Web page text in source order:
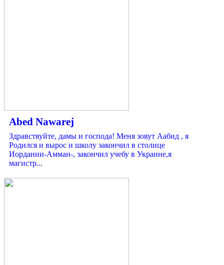
Abed Nawarej
Здравствуйте, дамы и господа! Меня зовут Аабид , я
Родился и вырос и школу закончил в столице
Иордании-Амман-, закончил учебу в Украине,я
магистр...